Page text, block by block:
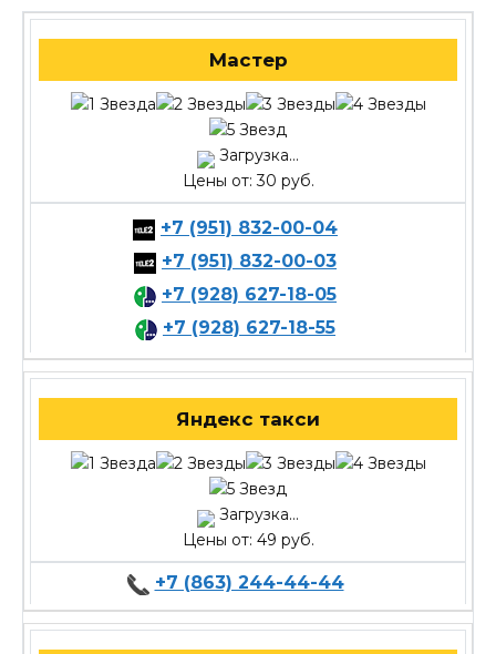
Мастер
Загрузка...
Цены от: 30 руб.
+7 (951) 832-00-04
+7 (951) 832-00-03
+7 (928) 627-18-05
+7 (928) 627-18-55
Яндекс такси
Загрузка...
Цены от: 49 руб.
+7 (863) 244-44-44